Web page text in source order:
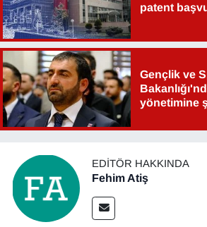
patent
Gençlik ve
yönetimine
EDITÖR HAKKINDA
Fehim Atiş